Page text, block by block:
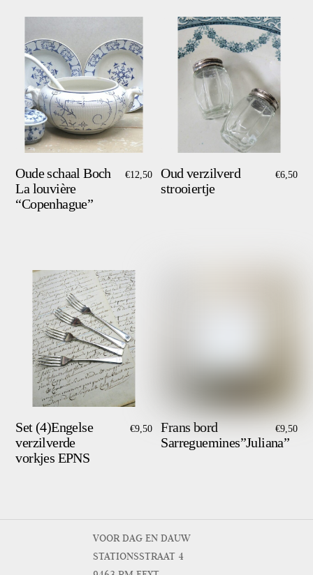
Oude schaal Boch
La louvière
“Copenhague”
€12,50
Oud verzilverd
strooiertje
€6,50
Set (4)Engelse
verzilverde
vorkjes EPNS
€9,50
Frans bord
Sarreguemines”Juliana”
€9,50
VOOR DAG EN DAUW
STATIONSSTRAAT 4